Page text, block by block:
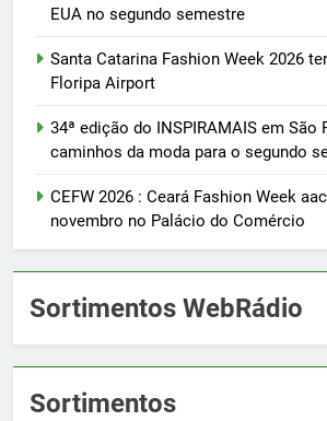
EUA no segundo semestre
Santa Catarina Fashion Week 2026
Floripa Airport
34ª edição do INSPIRAMAIS em São
caminhos da moda para o segundo
CEFW 2026 : Ceará Fashion Week
novembro no Palácio do Comércio
Sortimentos WebRádio
Sortimentos